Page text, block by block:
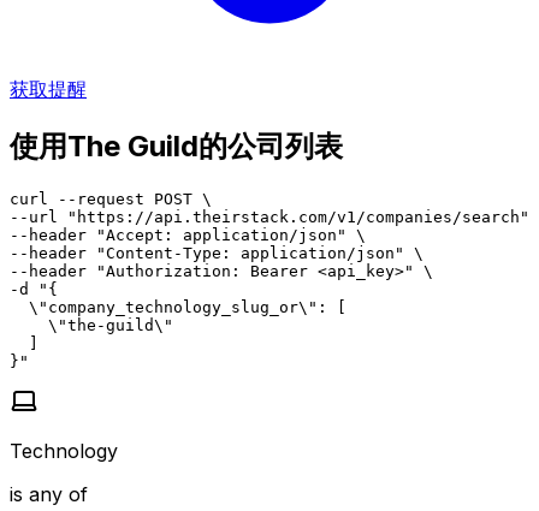
获取提醒
使用The Guild的公司列表
curl --request POST \
--url "https://api.theirstack.com/v1/companies/search"
--header "Accept: application/json" \
--header "Content-Type: application/json" \
--header "Authorization: Bearer <api_key>" \
-d "{
  \"company_technology_slug_or\": [
    \"the-guild\"
  ]
}"
Technology
is any of